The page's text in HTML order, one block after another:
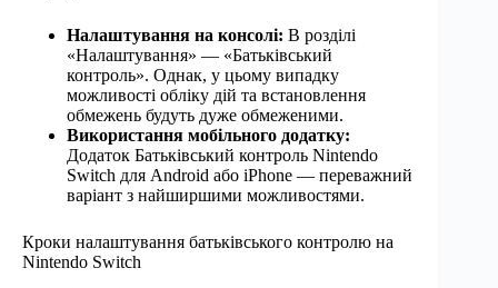
Налаштування на консолі: В розділі
«Налаштування» — «Батьківський
контроль». Однак, у цьому випадку
можливості обліку дій та встановлення
обмежень будуть дуже обмеженими.
Використання мобільного додатку:
Додаток Батьківський контроль Nintendo
Switch для Android або iPhone — переважний
варіант з найширшими можливостями.
Кроки налаштування батьківського контролю на
Nintendo Switch